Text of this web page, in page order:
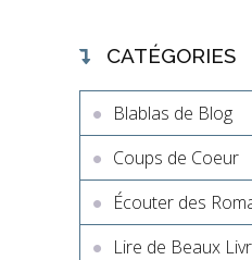
CATÉGORIES
Blablas de Blog
Coups de Coeur
Écouter des
Lire de Beaux